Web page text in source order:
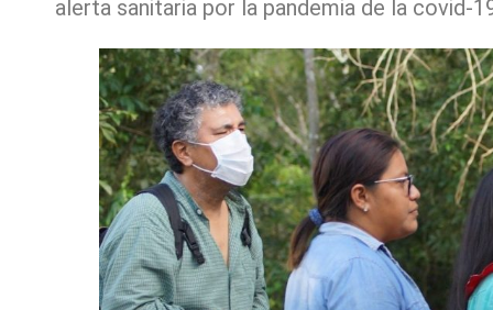
alerta sanitaria por la pandemia de la covid-